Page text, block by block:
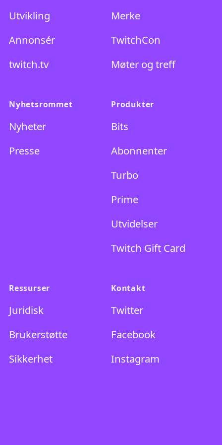
Se på
Utvikling
Annonsér
Produkter
Merke
TwitchCon
Nyhetsrommet
Nyheter
Produkter
Bits
Abonnenter
Turbo
Prime
Utvidelser
Ressurser
Juridisk
Brukerstøtte
Kontakt
Twitter
Facebook